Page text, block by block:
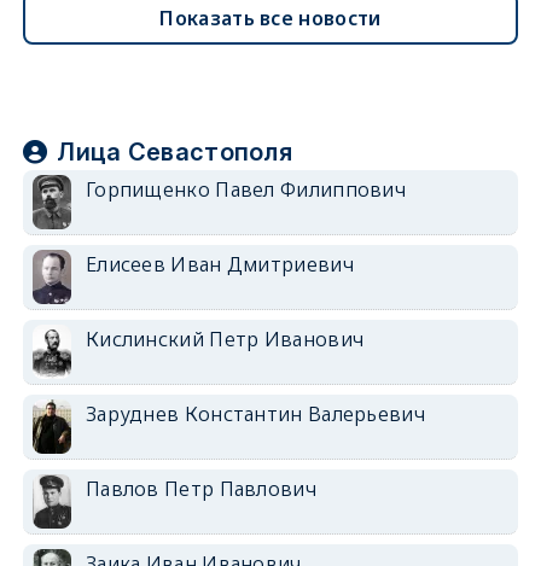
Показать все новости
Лица Севастополя
Горпищенко Павел Филиппович
Елисеев Иван Дмитриевич
Кислинский Петр Иванович
Заруднев Константин Валерьевич
Павлов Петр Павлович